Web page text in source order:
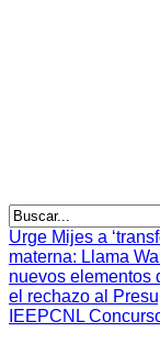
Urge Mijes a
materna: Llama
nuevos elementos
el rechazo al
IEEPCNL